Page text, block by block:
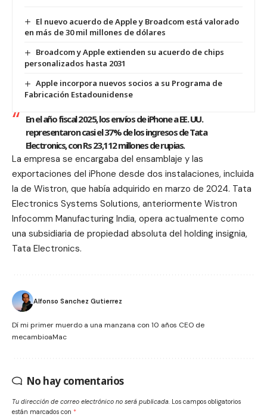
El nuevo acuerdo de Apple y Broadcom está valorado
en más de 30 mil millones de dólares
Broadcom y Apple extienden su acuerdo de chips
personalizados hasta 2031
Apple incorpora nuevos socios a su Programa de
Fabricación Estadounidense
En el año fiscal 2025, los envíos de iPhone a EE. UU.
representaron casi el 37% de los ingresos de Tata
Electronics, con Rs 23,112 millones de rupias.
La empresa se encargaba del ensamblaje y las
exportaciones del iPhone desde dos instalaciones, incluida
la de Wistron, que había adquirido en marzo de 2024. Tata
Electronics Systems Solutions, anteriormente Wistron
Infocomm Manufacturing India, opera actualmente como
una subsidiaria de propiedad absoluta del holding insignia,
Tata Electronics.
Alfonso Sanchez Gutierrez
Dí mi primer muerdo a una manzana con 10 años CEO de
mecambioaMac
No hay comentarios
Tu dirección de correo electrónico no será publicada. Los campos obligatorios
están marcados con *